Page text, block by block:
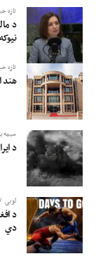
تازه
د
تازه
هند
سیمه
د
لوبی
د
دي